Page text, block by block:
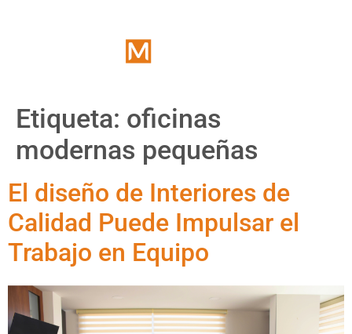
Etiqueta: oficinas
modernas pequeñas
El diseño de Interiores de
Calidad Puede Impulsar el
Trabajo en Equipo